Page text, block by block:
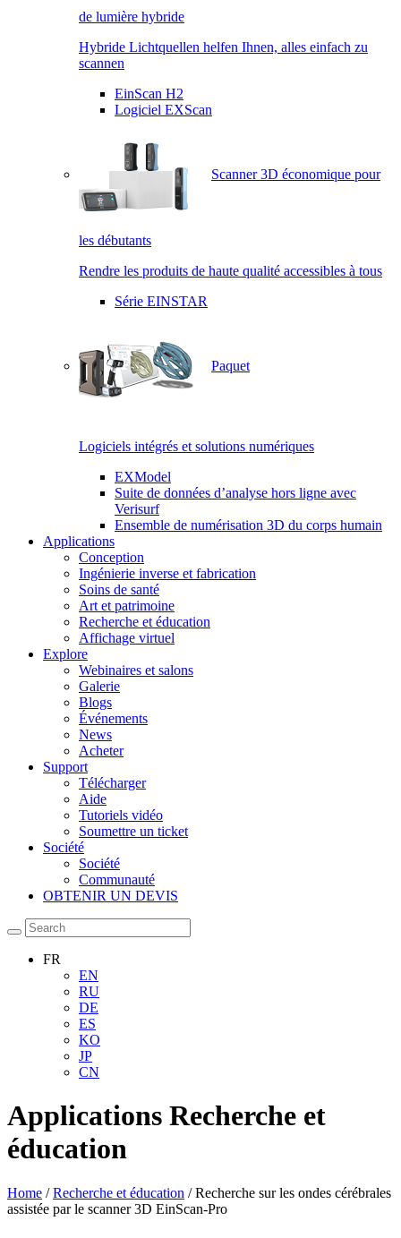
de lumière hybride
Hybride Lichtquellen helfen Ihnen, alles einfach zu
scannen
EinScan H2
Logiciel EXScan
Scanner 3D économique pour
les débutants
Rendre les produits de haute qualité accessibles à tous
Série EINSTAR
Paquet
Logiciels intégrés et solutions numériques
EXModel
Suite de données d’analyse hors ligne avec
Verisurf
Ensemble de numérisation 3D du corps humain
Applications
Conception
Ingénierie inverse et fabrication
Soins de santé
Art et patrimoine
Recherche et éducation
Affichage virtuel
Explore
Webinaires et salons
Galerie
Blogs
Événements
News
Acheter
Support
Télécharger
Aide
Tutoriels vidéo
Soumettre un ticket
Société
Société
Communauté
OBTENIR UN DEVIS
FR
EN
RU
DE
ES
KO
JP
CN
Applications Recherche et
éducation
Home /Recherche et éducation / Recherche sur les ondes cérébrales
assistée par le scanner 3D EinScan-Pro